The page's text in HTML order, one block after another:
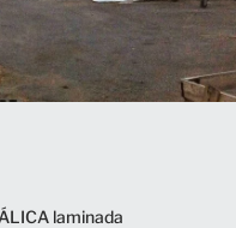
laminada